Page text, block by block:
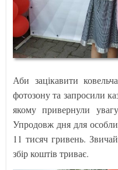
Аби зацікавити
фотозону та запросили
якому привернули
Упродовж дня для
11 тисяч гривень.
збір коштів триває.